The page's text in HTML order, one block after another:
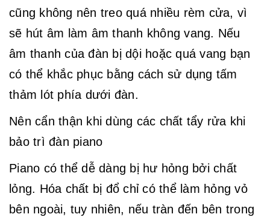
cũng không nên treo quá nhiều rèm cửa, vì
sẽ hút âm làm âm thanh không vang. Nếu
âm thanh của đàn bị dội hoặc quá vang bạn
có thể khắc phục bằng cách sử dụng tấm
thảm lót phía dưới đàn.
Nên cẩn thận khi dùng các chất tẩy rửa khi
bảo trì đàn piano
Piano có thể dễ dàng bị hư hỏng bởi chất
lỏng. Hóa chất bị đổ chỉ có thể làm hỏng vỏ
bên ngoài, tuy nhiên, nếu tràn đến bên trong